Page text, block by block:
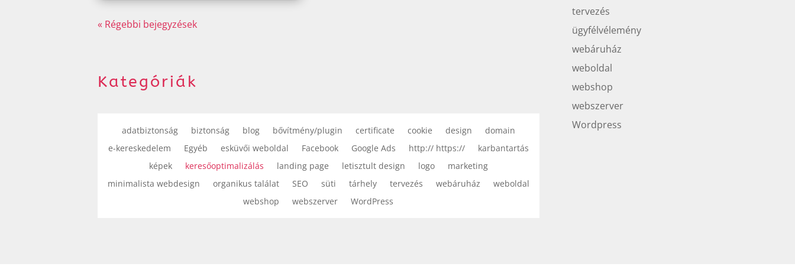
« Régebbi bejegyzések
Kategóriák
adatbiztonság biztonság blog bővítmény/plugin certificate cookie design
domain
e-kereskedelem
Egyéb esküvői weboldal Facebook Google Ads http:// https://
karbantartás
képek
keresőoptimalizálás landing page letisztult design logo
marketing
minimalista webdesign
organikus találat SEO süti tárhely tervezés webáruház
weboldal
webshop
webszerver WordPress
tervezés
ügyfélvélemény
webáruház
weboldal
webshop
webszerver
Wordpress